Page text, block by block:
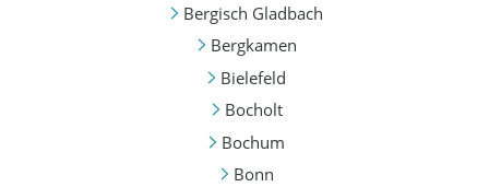
Bergisch Gladbach
Bergkamen
Bielefeld
Bocholt
Bochum
Bonn